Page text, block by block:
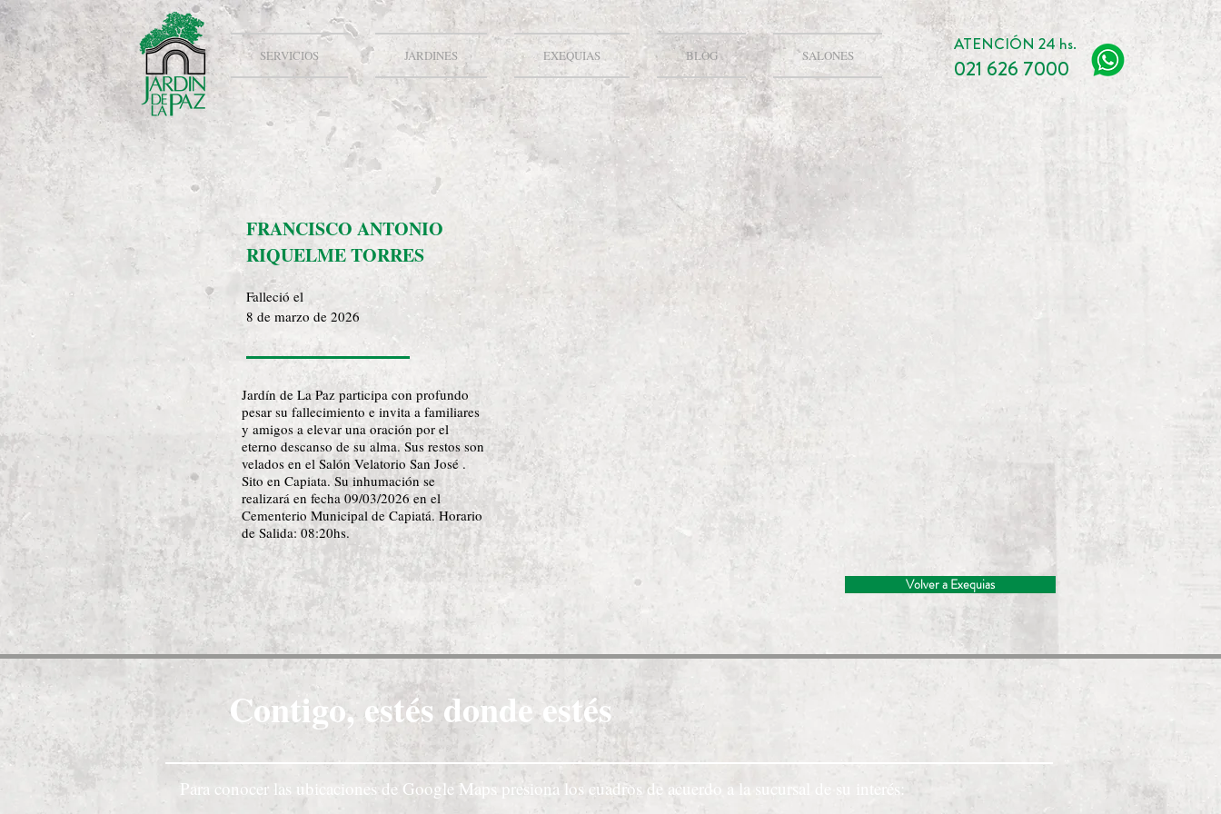
SERVICIOS JARDINES EXEQUIAS BLOG SALONES
ATENCIÓN 24 hs.
021 626 7000
FRANCISCO ANTONIO
RIQUELME TORRES
8 de marzo de 2026
Jardín de La Paz participa con profundo
pesar su fallecimiento e invita a familiares
y amigos a elevar una oración por el
eterno descanso de su alma. Sus restos son
velados en el Salón Velatorio San José .
Sito en Capiata. Su inhumación se
realizará en fecha 09/03/2026 en el
Cementerio Municipal de Capiatá. Horario
de Salida: 08:20hs.
Falleció el
Volver a Exequias
Contigo, estés donde estés
Para conocer las ubicaciones de Google Maps presiona los cuadros de acuerdo a la sucursal de su interés: